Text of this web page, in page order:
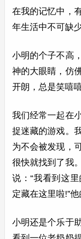
在我的记忆中，
年生活中不可缺
小明的个子不高
神的大眼睛，仿
开朗，总是笑嘻
我们经常一起在
捉迷藏的游戏。
为不会被发现，
很快就找到了我
说：“我看到这
定藏在这里啦!”
小明还是个乐于